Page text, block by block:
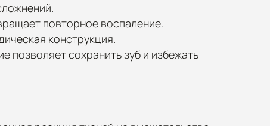
повторное воспаление.
конструкция.
позволяет сохранить зуб и избежать